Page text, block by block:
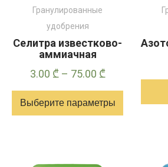
Гранулированные
удобрения
Селитра извеcтково-
аммиачная
3.00 ₾ – 75.00 ₾Диапазон
цен:
3.00 ₾
Выберите параметры
имеет